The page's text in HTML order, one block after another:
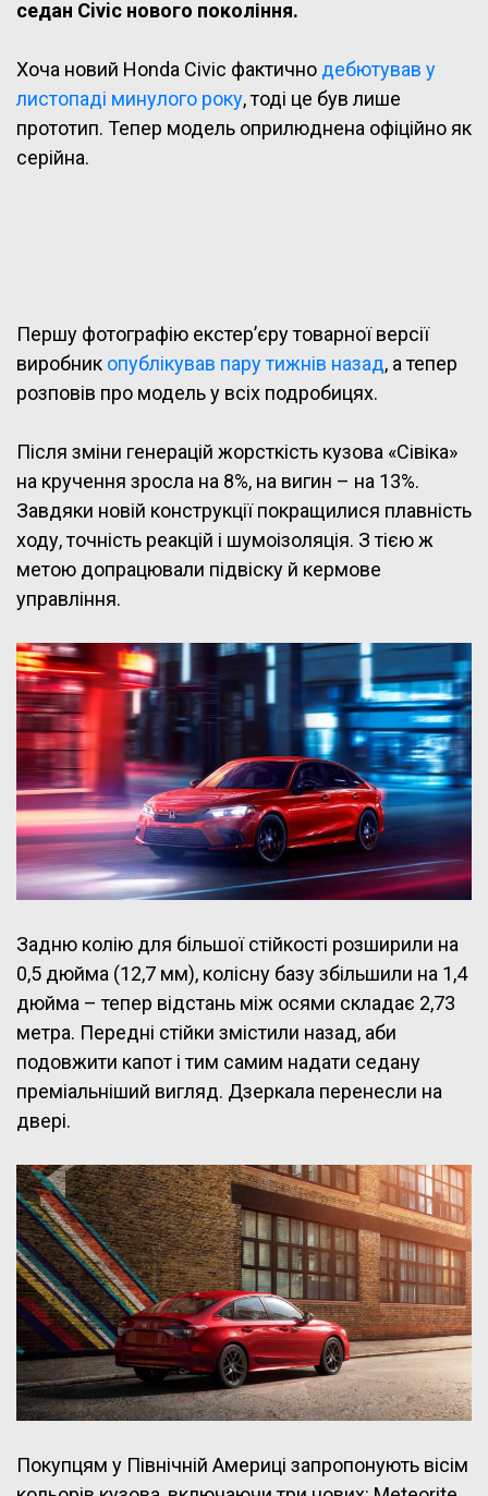
седан Civic нового покоління.
Хоча новий Honda Civic фактично дебютував у
листопаді минулого року, тоді це був лише
прототип. Тепер модель оприлюднена офіційно як
серійна.
Першу фотографію екстер’єру товарної версії
виробник опублікував пару тижнів назад, а тепер
розповів про модель у всіх подробицях.
Після зміни генерацій жорсткість кузова «Сівіка»
на кручення зросла на 8%, на вигин – на 13%.
Завдяки новій конструкції покращилися плавність
ходу, точність реакцій і шумоізоляція. З тією ж
метою допрацювали підвіску й кермове
управління.
Задню колію для більшої стійкості розширили на
0,5 дюйма (12,7 мм), колісну базу збільшили на 1,4
дюйма – тепер відстань між осями складає 2,73
метра. Передні стійки змістили назад, аби
подовжити капот і тим самим надати седану
преміальніший вигляд. Дзеркала перенесли на
двері.
Покупцям у Північній Америці запропонують вісім